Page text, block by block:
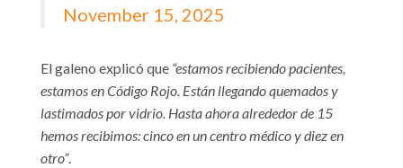
November 15, 2025
El galeno explicó que “estamos recibiendo pacientes,
estamos en Código Rojo. Están llegando quemados y
lastimados por vidrio. Hasta ahora alrededor de 15
hemos recibimos: cinco en un centro médico y diez en
otro”.